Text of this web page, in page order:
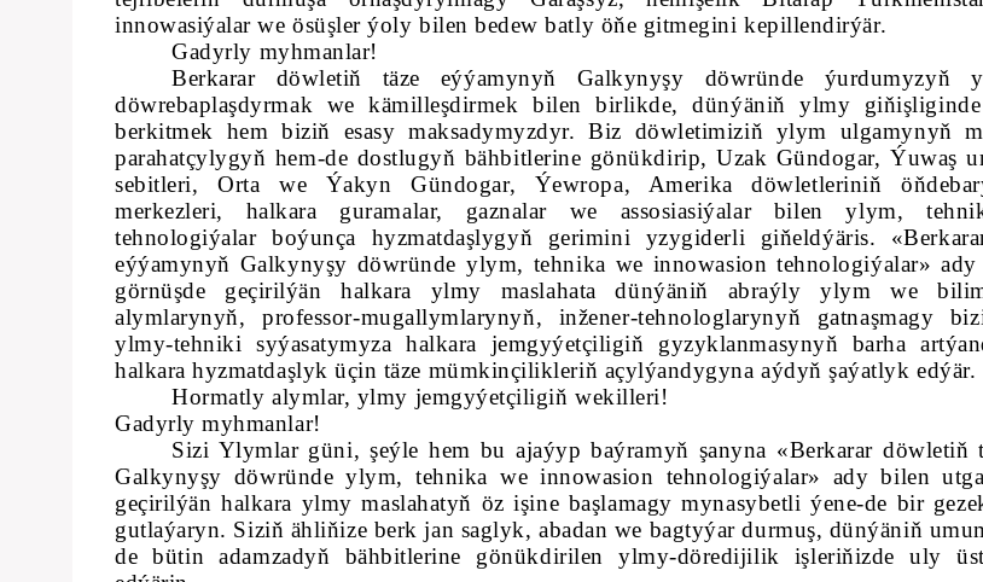
innowasiýalar we ösüşler ýoly bilen bedew batly öňe gitmegini kepillendirýär.
Gadyrly myhmanlar!
Berkarar döwletiň täze eýýamynyň Galkynyşy döwründe ýurdumyzyň
döwrebaplaşdyrmak we kämilleşdirmek bilen birlikde, dünýäniň ylmy
berkitmek hem biziň esasy maksadymyzdyr. Biz döwletimiziň ylym ulgamynyň
parahatçylygyň hem-de dostlugyň bähbitlerine gönükdirip, Uzak Gündogar, Ýuwaş
sebitleri, Orta we Ýakyn Gündogar, Ýewropa, Amerika döwletleriniň
merkezleri, halkara guramalar, gaznalar we assosiasiýalar bilen ylym,
tehnologiýalar boýunça hyzmatdaşlygyň gerimini yzygiderli giňeldýäris.
eýýamynyň Galkynyşy döwründe ylym, tehnika we innowasion tehnologiýalar»
görnüşde geçirilýän halkara ylmy maslahata dünýäniň abraýly ylym we
alymlarynyň, professor-mugallymlarynyň, inžener-tehnologlarynyň gatnaşmagy
ylmy-tehniki syýasatymyza halkara jemgyýetçiligiň gyzyklanmasynyň barha
halkara hyzmatdaşlyk üçin täze mümkinçilikleriň açylýandygyna aýdyň şaýatlyk edýär.
Hormatly alymlar, ylmy jemgyýetçiligiň wekilleri!
Gadyrly myhmanlar!
Sizi Ylymlar güni, şeýle hem bu ajaýyp baýramyň şanyna «Berkarar döwletiň
Galkynyşy döwründe ylym, tehnika we innowasion tehnologiýalar» ady bilen
geçirilýän halkara ylmy maslahatyň öz işine başlamagy mynasybetli ýene-de bir
gutlaýaryn. Siziň ähliňize berk jan saglyk, abadan we bagtyýar durmuş, dünýäniň
de bütin adamzadyň bähbitlerine gönükdirilen ylmy-döredijilik işleriňizde uly